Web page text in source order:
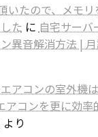
いたので、メモ
た に 自宅サーバ
異音解消方法 |
アコンの室外機
アコンを更に効率
より